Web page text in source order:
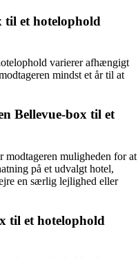
til et hotelophold
varierer afhængigt
mindst et år til at
Bellevue-box til et
muligheden for at
på et udvalgt hotel,
en særlig lejlighed eller
til et hotelophold